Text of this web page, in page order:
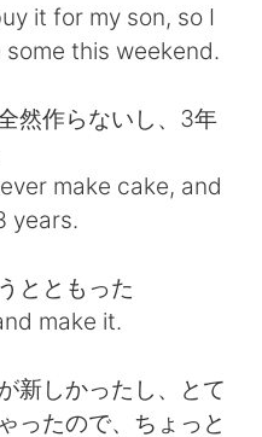
文
Việt
it for my son, so I
this weekend.
然作らないし、3年
make cake, and
years.
とともった
make it.
新しかったし、とて
ったので、ちょっと